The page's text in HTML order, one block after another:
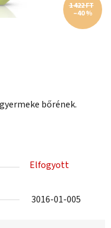
bőrének.
Elfogyott
3016-01-005
1 422 FT
–40 %